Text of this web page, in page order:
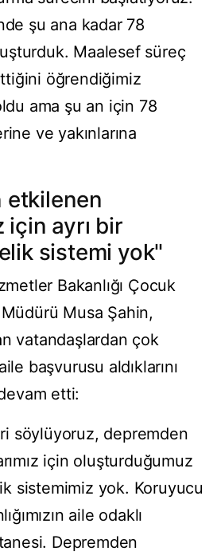
şu ana kadar 78
Maalesef süreç
öğrendiğimiz
ama şu an için 78
ve yakınlarına
etkilenen
için ayrı bir
sistemi yok"
Bakanlığı Çocuk
Musa Şahin,
vatandaşlardan çok
başvurusu aldıklarını
etti:
söylüyoruz, depremden
için oluşturduğumuz
sistemimiz yok. Koruyucu
aile odaklı
Depremden